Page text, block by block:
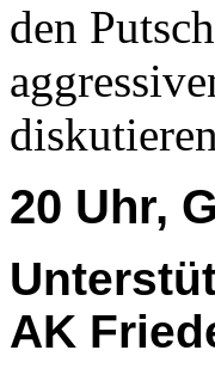
den
20 Uhr,
AK